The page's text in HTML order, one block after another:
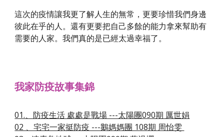
這次的疫情讓我更了解人生的無常，更要珍惜我們身邊
彼此在乎的人。還有更要把自己多餘的能力拿來幫助有
需要的人家。我們真的是已經太過幸福了。
我家防疫故事集錦
01.、防疫生活 處處是戰場 ---太陽團090期 厲世娟
02 、宅宅一家挺防疫 ---鵝媽媽團 108期 周怡雯